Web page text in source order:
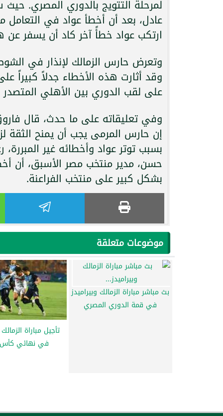
عادل، بعد أن أخطأ عواد في التعامل
ارتكب عواد خطأً آخر كاد أن يسفر
وتعرض حارس الزمالك لإنذار في
وقد أثارت هذه الأخطاء جدلاً كبيراً
على لقب الدوري بين الأهلي المتصدر
وفي تعليقاته على ما حدث، قال
إن حارس المرمى يجب أن يمنح الثقة
بسبب توتر عواد وأخطائه غير المبررة،
حسن، مدير منتخب مصر الأسبق، أن
بشكل كبير على منتخب الفراعنة.
موضوعات متعلقة
بث مباشر مباراة الزمالك وبيراميدز
في قمة الدوري المصري
تأجيل مباراة
في نهائي